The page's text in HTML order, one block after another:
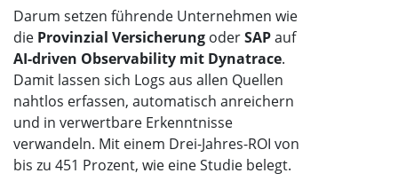
Darum setzen führende Unternehmen wie
die Provinzial Versicherung oderSAPauf
AI-driven Observability mit Dynatrace.
Damit lassen sich Logs aus allen Quellen
nahtlos erfassen, automatisch anreichern
und in verwertbare Erkenntnisse
verwandeln. Mit einem Drei-Jahres-ROI von
bis zu 451 Prozent, wie eine Studie belegt.